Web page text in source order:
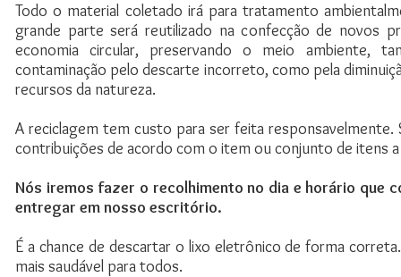
Todo o material coletado irá para tratamento
grande parte será reutilizado na confecção de novos
economia circular, preservando o meio ambiente,
contaminação pelo descarte incorreto, como pela
recursos da natureza.
A reciclagem tem custo para ser feita responsavelmente.
contribuições de acordo com o item ou conjunto de itens
Nós iremos fazer o recolhimento no dia e horário que
entregar em nosso escritório.
É a chance de descartar o lixo eletrônico de forma
mais saudável para todos.